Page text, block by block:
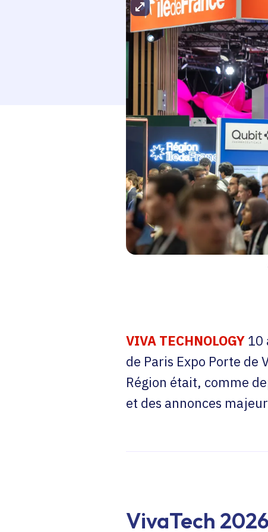
Agrandir l'image
VIVA TECHNOLOGY10
de Paris Expo Porte
Région était, comme
et des annonces
VivaTech